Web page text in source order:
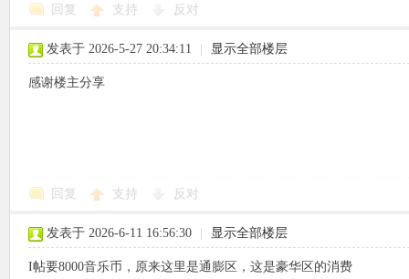
回复 支持 反对
发表于 2026-5-27 20:34:11 显示全部楼层
感谢楼主分享
回复 支持 反对
发表于 2026-6-11 16:56:30 显示全部楼层
I帖要8000音乐币，原来这里是通膨区，这是豪华区的消费